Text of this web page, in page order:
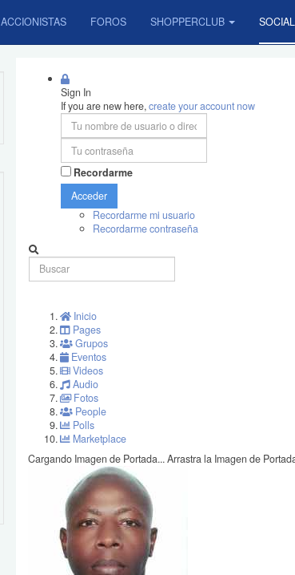
ACCIONISTAS FOROS SHOPPERCLUB
Sign In
If you are new here,create your account now
Recordarme
Acceder
Recordarme mi usuario
Recordarme contraseña
Inicio
Pages
Grupos
Eventos
Videos
Audio
Fotos
People
Polls
Marketplace
Cargando Imagen de Portada...Arrastra la Imagen de